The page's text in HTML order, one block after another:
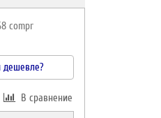
compr
В сравнение